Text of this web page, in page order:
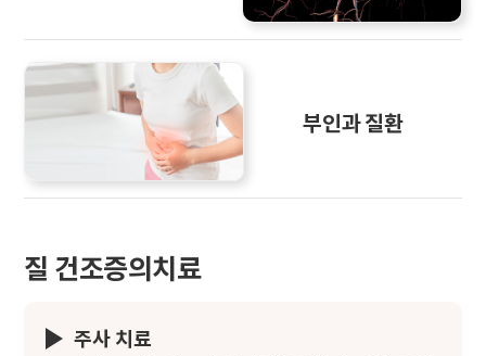
부인과 질환
질 건조증의치료
주사 치료